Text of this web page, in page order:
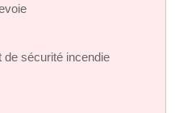
de sécurité incendie